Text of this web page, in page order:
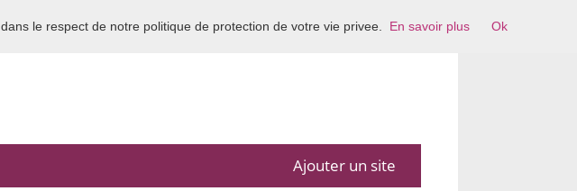
en France
Ajouter un site
le respect de notre politique de protection de votre vie privee. En savoir plus Ok